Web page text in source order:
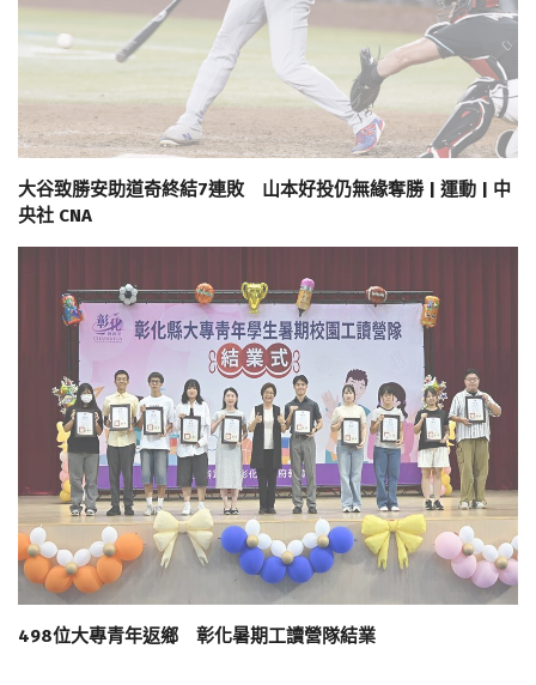
大谷致勝安助道奇終結7連敗 山本好投仍無緣奪勝 | 運動 | 中
央社 CNA
498位大專青年返鄉 彰化暑期工讀營隊結業